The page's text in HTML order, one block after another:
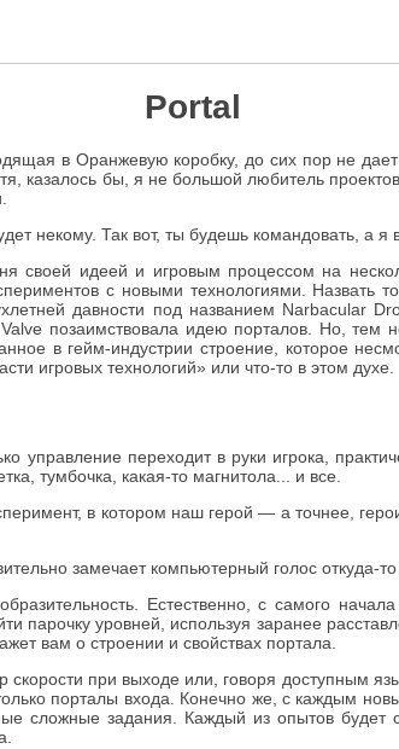
Portal
в Оранжевую коробку, до сих пор не
бы, я не большой любитель
некому. Так вот, ты будешь командовать, а
своей идеей и игровым процессом на
с новыми технологиями. Назвать
давности под названием Narbacular
позаимствовала идею порталов. Но,
в гейм-индустрии строение, которое
игровых технологий» или что-то в этом духе.
управление переходит в руки игрока,
тумбочка, какая-то магнитола... и все.
в котором наш герой — а точнее,
замечает компьютерный голос откуда-
Естественно, с самого
парочку уровней, используя заранее
вам о строении и свойствах портала.
при выходе или, говоря доступным
порталы входа. Конечно же, с каждым
сложные задания. Каждый из опытов будет